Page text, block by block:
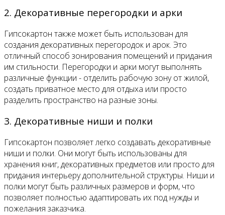
2. Декоративные перегородки и арки
Гипсокартон также может быть использован для
создания декоративных перегородок и арок. Это
отличный способ зонирования помещений и придания
им стильности. Перегородки и арки могут выполнять
различные функции - отделить рабочую зону от жилой,
создать приватное место для отдыха или просто
разделить пространство на разные зоны.
3. Декоративные ниши и полки
Гипсокартон позволяет легко создавать декоративные
ниши и полки. Они могут быть использованы для
хранения книг, декоративных предметов или просто для
придания интерьеру дополнительной структуры. Ниши и
полки могут быть различных размеров и форм, что
позволяет полностью адаптировать их под нужды и
пожелания заказчика.